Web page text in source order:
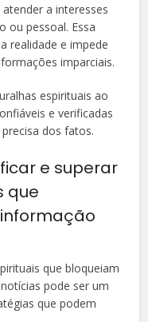
a interesses
ou pessoal. Essa
realidade e impede
imparciais.
espirituais ao
e verificadas
dos fatos.
e superar
que
que bloqueiam
pode ser um
que podem